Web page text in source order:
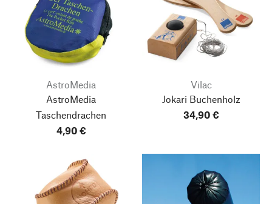
AstroMedia
AstroMedia
Taschendrachen
4,90 €
Vilac
Jokari Buchenholz
34,90 €